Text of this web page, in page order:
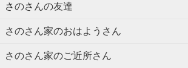
さのさんの友達
さのさん家のおはようさん
さのさん家のご近所さん